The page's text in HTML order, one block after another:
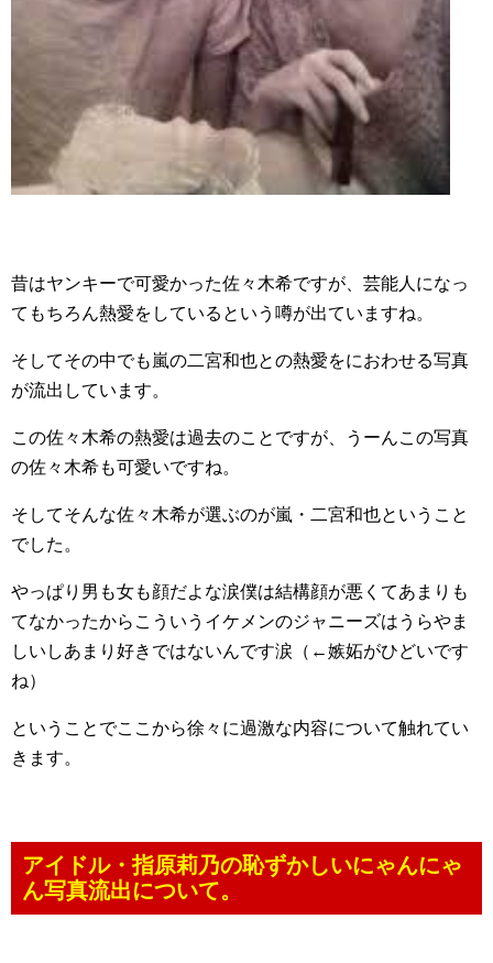
昔はヤンキーで可愛かった佐々木希ですが、芸能人になっ
てもちろん熱愛をしているという噂が出ていますね。
そしてその中でも嵐の二宮和也との熱愛をにおわせる写真
が流出しています。
この佐々木希の熱愛は過去のことですが、うーんこの写真
の佐々木希も可愛いですね。
そしてそんな佐々木希が選ぶのが嵐・二宮和也ということ
でした。
やっぱり男も女も顔だよな涙僕は結構顔が悪くてあまりも
てなかったからこういうイケメンのジャニーズはうらやま
しいしあまり好きではないんです涙（←嫉妬がひどいです
ね）
ということでここから徐々に過激な内容について触れてい
きます。
アイドル・指原莉乃の恥ずかしいにゃんにゃ
ん写真流出について。